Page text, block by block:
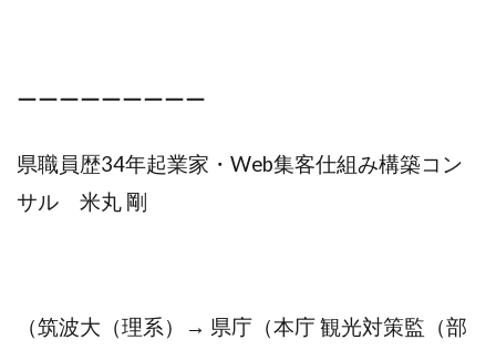
ーーーーーーーーー
県職員歴34年起業家・Web集客仕組み構築コン
サル 米丸 剛
（筑波大（理系）→ 県庁（本庁 観光対策監（部